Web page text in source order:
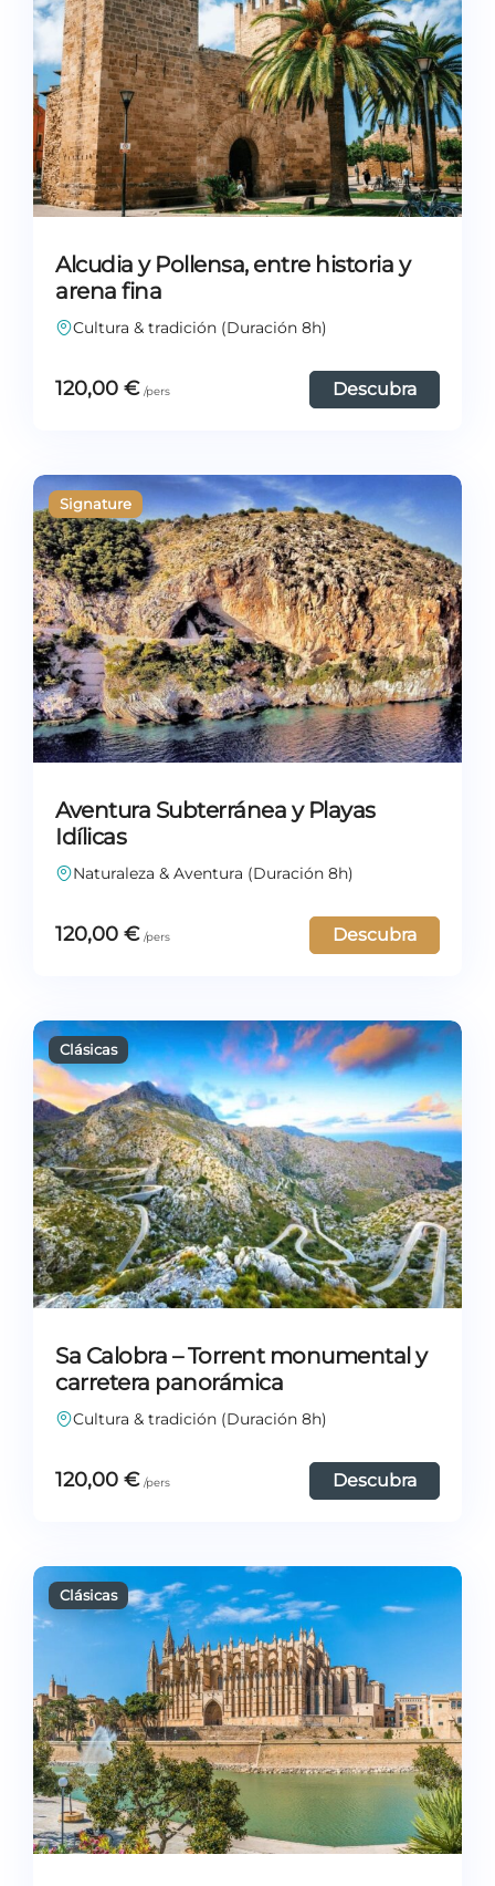
Alcudia y Pollensa, entre historia y
arena fina
Cultura & tradición (Duración 8h)
120,00 € Descubra
Aventura Subterránea y Playas
Idílicas
Naturaleza & Aventura (Duración 8h)
120,00 € Descubra
Sa Calobra – Torrent monumental y
carretera panorámica
Cultura & tradición (Duración 8h)
120,00 € Descubra